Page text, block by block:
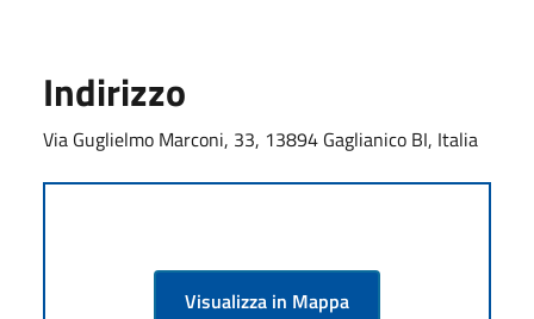
Indirizzo
Via Guglielmo Marconi, 33, 13894 Gaglianico BI, Italia
Visualizza in Mappa